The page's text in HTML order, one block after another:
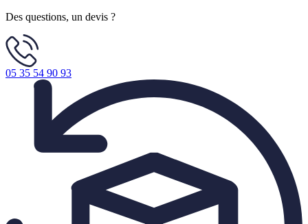
Des questions, un devis ?
05 35 54 90 93